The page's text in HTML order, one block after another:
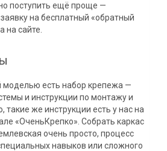
поступить ещё проще —
на бесплатный «обратный
на сайте.
моделью есть набор крепежа —
и инструкции по монтажу и
такие же инструкции есть у нас на
«ОченьКрепко». Собрать каркас
очень просто, процесс
навыков или сложного